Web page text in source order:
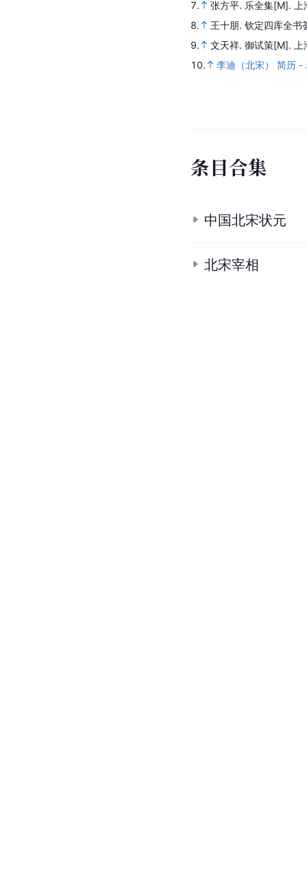
7. 张方平. 乐全集[M]. 上
8.
王十朋. 钦定四库全书
9.
文天祥. 御试策[M]. 上
10.
李迪（北宋） 简历 -
条目合集
中国北宋状元
北宋宰相